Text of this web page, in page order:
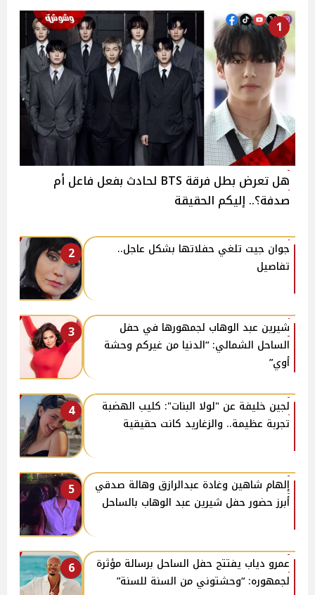
1
هل تعرض بطل فرقة BTS لحادث بفعل فاعل أم
صدفة؟.. إليكم الحقيقة
2
جوان جيت تلغي حفلاتها بشكل عاجل..
تفاصيل
3
شيرين عبد الوهاب لجمهورها في حفل
الساحل الشمالي: “الدنيا من غيركم وحشة
أوي”
4
لجين خليفة عن "لولا البنات": كليب الهضبة
تجربة عظيمة.. والزغاريد كانت حقيقية
5
إلهام شاهين وغادة عبدالرازق وهالة صدقي
أبرز حضور حفل شيرين عبد الوهاب بالساحل
6
عمرو دياب يفتتح حفل الساحل برسالة مؤثرة
لجمهوره: “وحشتوني من السنة للسنة”